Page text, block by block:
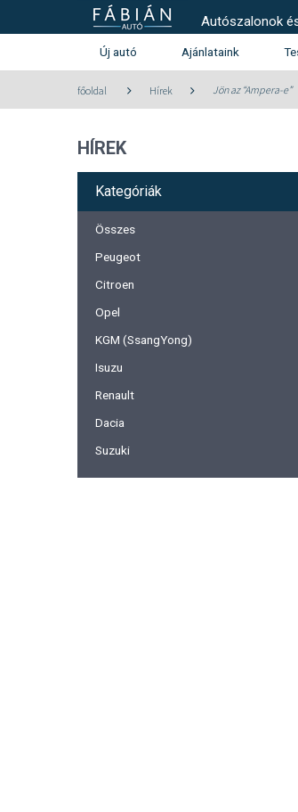
Autószalonok
Új autó Ajánlataink
főoldal Hírek Jön az “Ampera-e”
HÍREK
Kategóriák
Összes
Peugeot
Citroen
Opel
KGM (SsangYong)
Isuzu
Renault
Dacia
Suzuki